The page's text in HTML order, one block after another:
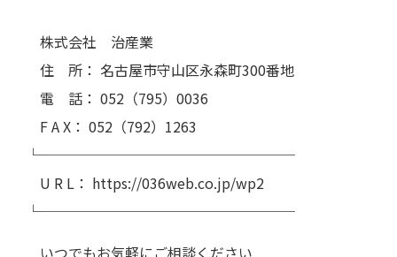
株式会社 治産業
住 所： 名古屋市守山区永森町300番地
電 話： 052（795）0036
F A X： 052（792）1263
└──────────────────
U R L： https://036web.co.jp/wp2
└──────────────────
いつでもお気軽にご相談ください